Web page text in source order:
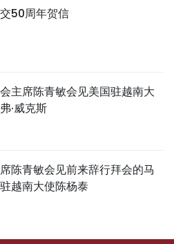
50周年贺信
主席陈青敏会见美国驻越南大
·威克斯
陈青敏会见前来辞行拜会的马
越南大使陈杨泰